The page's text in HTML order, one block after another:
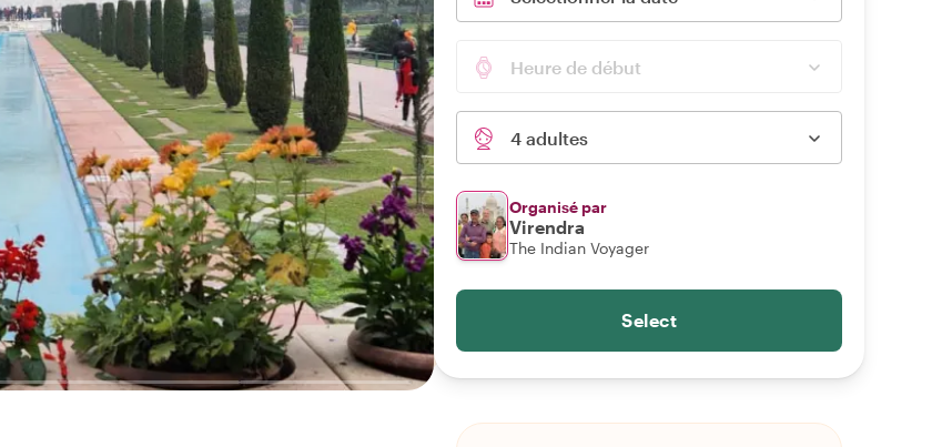
Heure de début
4 adultes
Organisé par
Virendra
The Indian Voyager
Select